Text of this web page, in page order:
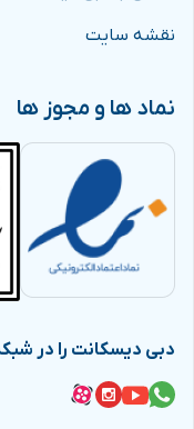
نقشه سایت
نماد ها و مجوز ها
دبی دیسکانت را در